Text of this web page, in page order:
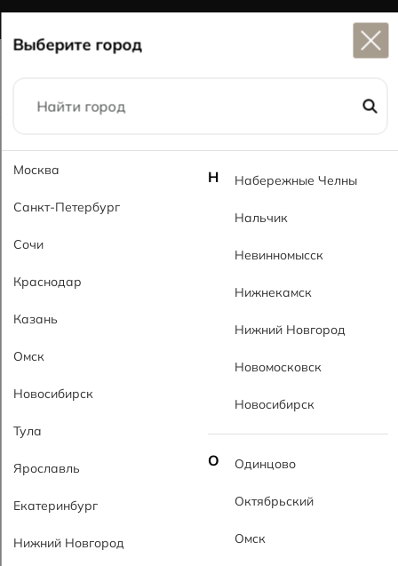
Главная Каталог 60x120 Сонита PL Sonita PL
Выберите город
Москва
Санкт-Петербург
Сочи
Краснодар
Казань
Омск
Новосибирск
Тула
Ярославль
Екатеринбург
Нижний Новгород
Н Набережные Челны
Нальчик
Невинномысск
Нижнекамск
Нижний Новгород
Новомосковск
Новосибирск
О Одинцово
Октябрьский
Омск